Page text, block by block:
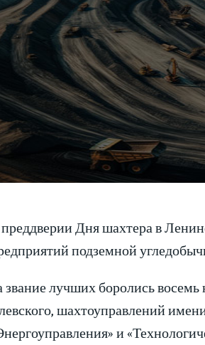
Дня шахтера в
подземной
звание лучших боролись
шахтоуправлений
и